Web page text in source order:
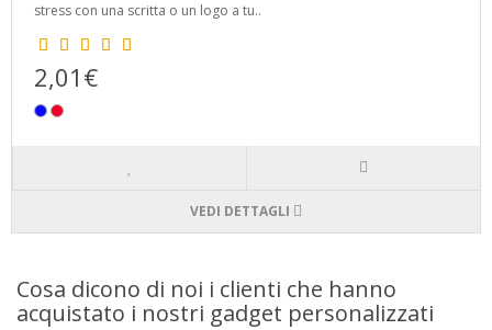
stress con una scritta o un logo a tu..
2,01€
VEDI DETTAGLI
Cosa dicono di noi i clienti che hanno
acquistato i nostri gadget personalizzati